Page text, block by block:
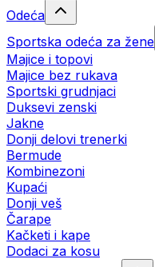
Odeća
Sportska odeća za žene
Majice i topovi
Majice bez rukava
Sportski grudnjaci
Duksevi zenski
Jakne
Donji delovi trenerki
Bermude
Kombinezoni
Kupaći
Donji veš
Čarape
Kačketi i kape
Dodaci za kosu